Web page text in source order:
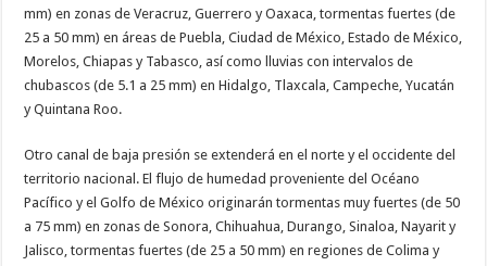
mm) en zonas de Veracruz, Guerrero y Oaxaca, tormentas fuertes (de
25 a 50 mm) en áreas de Puebla, Ciudad de México, Estado de México,
Morelos, Chiapas y Tabasco, así como lluvias con intervalos de
chubascos (de 5.1 a 25 mm) en Hidalgo, Tlaxcala, Campeche, Yucatán
y Quintana Roo.
Otro canal de baja presión se extenderá en el norte y el occidente del
territorio nacional. El flujo de humedad proveniente del Océano
Pacífico y el Golfo de México originarán tormentas muy fuertes (de 50
a 75 mm) en zonas de Sonora, Chihuahua, Durango, Sinaloa, Nayarit y
Jalisco, tormentas fuertes (de 25 a 50 mm) en regiones de Colima y